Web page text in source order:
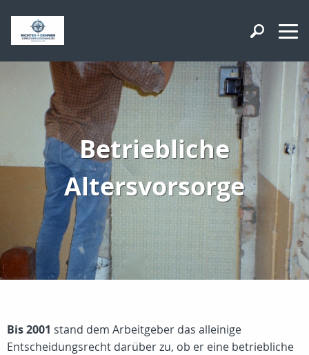
Betriebliche
Altersvorsorge
Bis 2001 stand dem Arbeitgeber das alleinige
Entscheidungsrecht darüber zu, ob er eine betriebliche